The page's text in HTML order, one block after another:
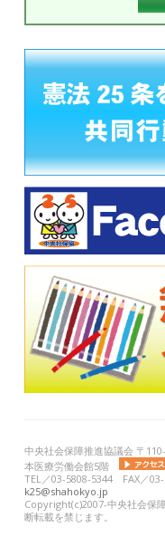
中央社会保障推進協議会 〒
本医療労働会館5階
TEL／03-5808-5344 FAX／
k25@shahokyo.jp
Copyright(c)2007-中央社会保
断転載を禁じます。